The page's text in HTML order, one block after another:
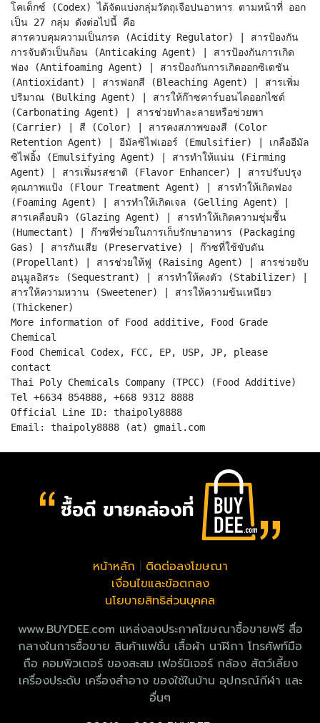
โคเด็กซ์ (Codex) ได้จัดแบ่งกลุ่มวัตถุเจือปนอาหาร ตามหน้าที่ ออก
เป็น 27 กลุ่ม ดังต่อไปนี้ คือ
สารควบคุมความเป็นกรด (Acidity Regulator) | สารป้องกัน
การจับตัวเป็นก้อน (Anticaking Agent) | สารป้องกันการเกิด
ฟอง (Antifoaming Agent) | สารป้องกันการเกิดออกซิเดชัน
(Antioxidant) | สารฟอกสี (Bleaching Agent) | สารเพิ่ม
ปริมาณ (Bulking Agent) | สารให้ก๊าซคาร์บอนไดออกไซด์
(Carbonating Agent) | สารช่วยทำละลายหรือช่วยพา
(Carrier) | สี (Color) | สารคงสภาพของสี (Color
Retention Agent) | อีมัลซิไฟเออร์ (Emulsifier) | เกลืออีมัล
ซิไฟอิ้ง (Emulsifying Agent) | สารทำให้แน่น (Firming
Agent) | สารเพิ่มรสชาติ (Flavor Enhancer) | สารปรับปรุง
คุณภาพแป้ง (Flour Treatment Agent) | สารทำให้เกิดฟอง
(Foaming Agent) | สารทำให้เกิดเจล (Gelling Agent) |
สารเคลือบผิว (Glazing Agent) | สารทำให้เกิดความชุ่มชื้น
(Humectant) | ก๊าซที่ช่วยในการเก็บรักษาอาหาร (Packaging
Gas) | สารกันเสีย (Preservative) | ก๊าซที่ใช้ขับดัน
(Propellant) | สารช่วยให้ฟู (Raising Agent) | สารช่วยจับ
อนุมูลอิสระ (Sequestrant) | สารทำให้คงตัว (Stabilizer) |
สารให้ความหวาน (Sweetener) | สารให้ความข้นเหนียว
(Thickener)
More information of Food additive, Food Grade
Chemical
Food Chemical Codex, FCC, EP, USP, JP, please
contact
Thai Poly Chemicals Company (TPCC) (Food Additive)
Tel +6634 854888, +668 9312 8888
Official Line ID: thaipoly8888
หน้าหลัก
ติดต่อลงโฆษณา
เงื่อนไขและข้อตกลง
นโยบายสิทธิส่วนบุคคล
www.BUYDEE.com แหล่งลงประกาศโฆษณาซื้อขายฟรี สื่อ
กลางในการซื้อขาย สินค้าแฟชั่น เสื้อผ้า นาฬิกา โทรศัพท์มือ
ถือ คอมพิวเตอร์ ของสะสม เฟอร์นิเจอร์ กล้อง สัตว์เลี้ยง
เครื่องประดับ เครื่องสำอาง ของใช้ในบ้าน อุปกรณ์กีฬา และ
อื่นๆ